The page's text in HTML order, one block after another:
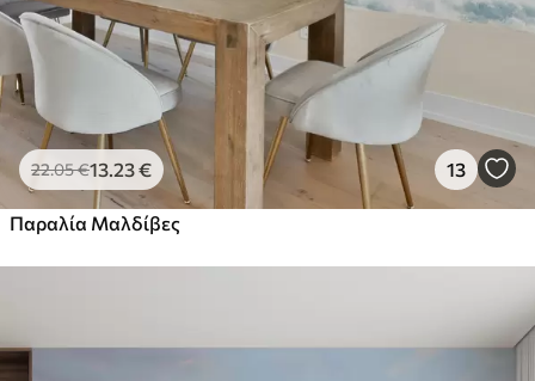
22.05€13.23€ 13
Παραλία Μαλδίβες